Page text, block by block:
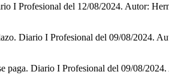
I Profesional del 12/08/2024. Autor:
Diario I Profesional del 09/08/2024.
paga. Diario I Profesional del 09/08/